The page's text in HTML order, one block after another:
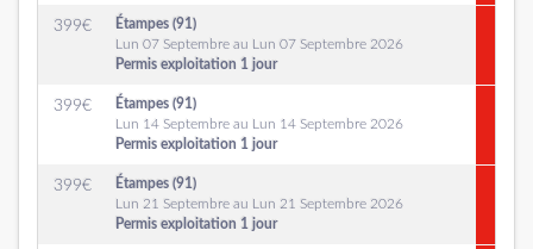
399€
Étampes (91)
Lun 07 Septembre au Lun 07 Septembre 2026
Permis exploitation 1 jour
399€
Étampes (91)
Lun 14 Septembre au Lun 14 Septembre 2026
Permis exploitation 1 jour
399€
Étampes (91)
Lun 21 Septembre au Lun 21 Septembre 2026
Permis exploitation 1 jour